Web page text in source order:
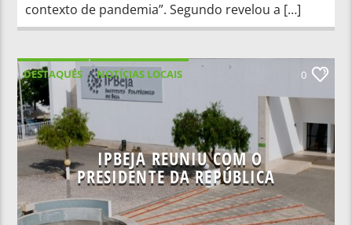
contexto de pandemia”. Segundo revelou a […]
DESTAQUES
NOTÍCIAS LOCAIS
NOTÍCIAS NACIONAIS
0
IPBEJA REUNIU COM O
PRESIDENTE DA REPÚBLICA